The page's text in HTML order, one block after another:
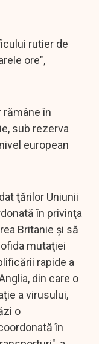
rutier de
ore",
rămâne în
sub rezerva
european
ţărilor Uniunii
în privinţa
Britanie şi să
mutaţiei
rapide a
din care o
a virusului,
o
în